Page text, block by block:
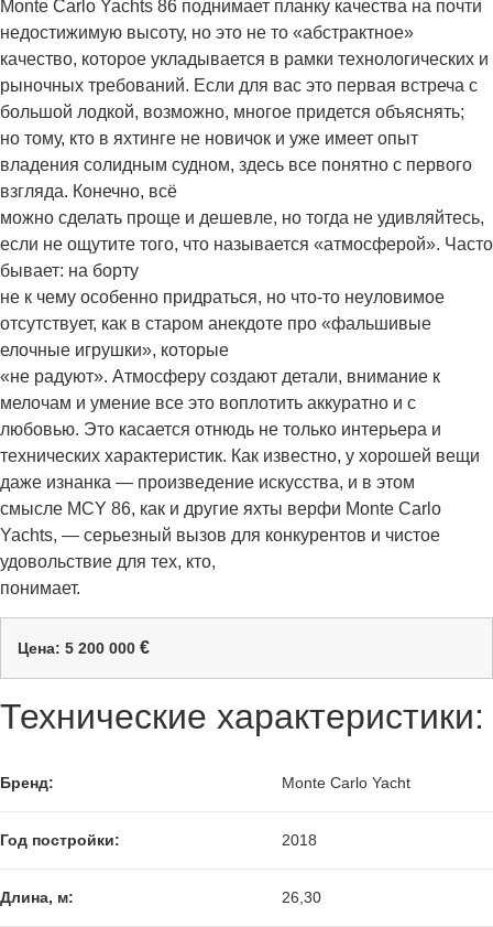
Monte Carlo Yachts 86 поднимает планку качества на почти
недостижимую высоту, но это не то «абстрактное»
качество, которое укладывается в рамки технологических и
рыночных требований. Если для вас это первая встреча с
большой лодкой, возможно, многое придется объяснять;
но тому, кто в яхтинге не новичок и уже имеет опыт
владения солидным судном, здесь все понятно с первого
взгляда. Конечно, всё
можно сделать проще и дешевле, но тогда не удивляйтесь,
если не ощутите того, что называется «атмосферой». Часто
бывает: на борту
не к чему особенно придраться, но что-то неуловимое
отсутствует, как в старом анекдоте про «фальшивые
елочные игрушки», которые
«не радуют». Атмосферу создают детали, внимание к
мелочам и умение все это воплотить аккуратно и с
любовью. Это касается отнюдь не только интерьера и
технических характеристик. Как известно, у хорошей вещи
даже изнанка — произведение искусства, и в этом
смысле MCY 86, как и другие яхты верфи Monte Carlo
Yachts, — серьезный вызов для конкурентов и чистое
удовольствие для тех, кто,
понимает.
Цена: 5 200 000 €
Технические характеристики:
Бренд: Monte Carlo Yacht
Год постройки: 2018
Длина, м: 26,30